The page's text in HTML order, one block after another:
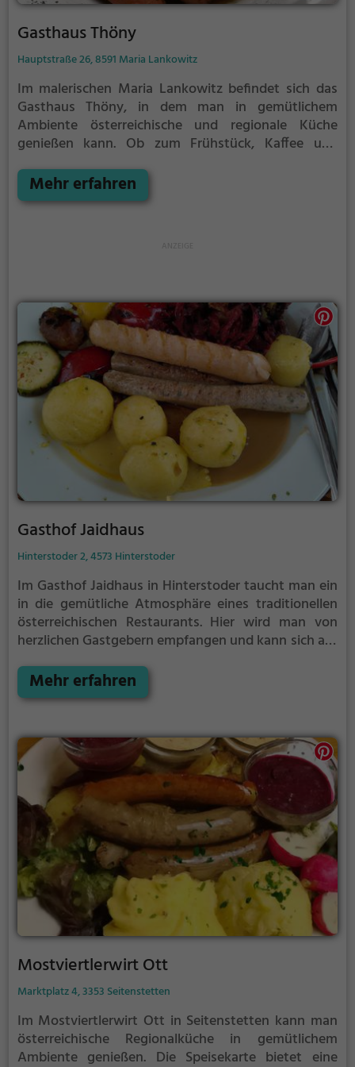
Gasthaus Thöny
Hauptstraße 26, 8591 Maria Lankowitz
Im malerischen Maria Lankowitz befindet sich das
Gasthaus Thöny, in dem man in gemütlichem
Ambiente österreichische und regionale Küche
genießen kann. Ob zum Frühstück, Kaffee und
Abend mit Cocktails, hier wird jeder fündig. Die
umfangreiche Getränkekarte bietet eine Auswahl an
entspannter Atmosphäre.
Mehr erfahren
Gasthof Jaidhaus
Hinterstoder 2, 4573 Hinterstoder
Im Gasthof Jaidhaus in Hinterstoder taucht man ein
in die gemütliche Atmosphäre eines traditionellen
österreichischen Restaurants. Hier wird man von
herzlichen Gastgebern empfangen und kann sich auf
Getränken freuen. Ob knackige Salate, deftige
Hausmannskost oder köstliche Desserts - hier wird
Bergen rundet das kulinarische Erlebnis ab und
bietet den perfekten Rahmen für Genuss und
Entspannung. Willkommen im Gasthof Jaidhaus, wo
österreichische Gastfreundschaft und regionale
Küche aufeinandertreffen.
Mehr erfahren
Mostviertlerwirt Ott
Marktplatz 4, 3353 Seitenstetten
Im Mostviertlerwirt Ott in Seitenstetten kann man
österreichische Regionalküche in gemütlichem
Ambiente genießen. Die Speisekarte bietet eine